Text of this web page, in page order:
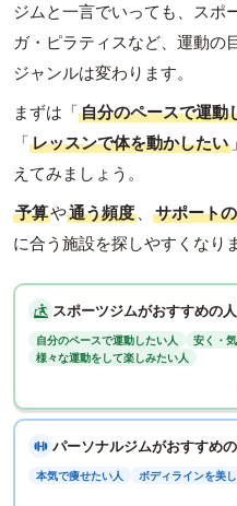
ジムと一言でいっても、スポ
ガ・ピラティスなど、運動の
ジャンルは変わります。
まずは「自分のペースで運動
「レッスンで体を動かしたい
えてみましょう。
予算や通う頻度 、 サポート
に合う施設を探しやすくなり
スポーツジムがおすすめの人
自分のペースで運動したい人
安く・
様々な運動をして楽しみたい人
パーソナルジムがおすすめ
本気で痩せたい人 ボディラインを美